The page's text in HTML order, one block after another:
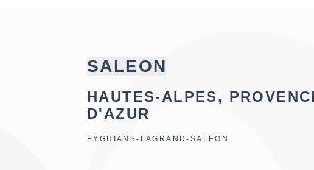
SALEON
HAUTES-ALPES,
D'AZUR
EYGUIANS-LAGRAND-SALEON